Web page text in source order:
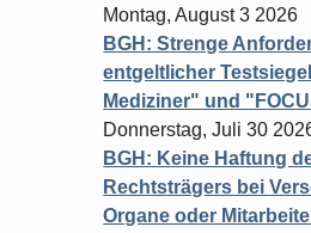
Montag, August 3 2026
BGH: Strenge
entgeltlicher
Mediziner" und
Donnerstag, Juli 30
BGH: Keine Haftung
Rechtsträgers bei
Organe oder